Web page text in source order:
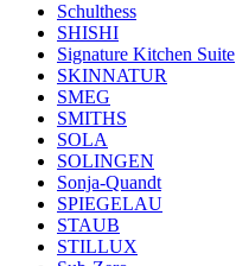
Schulthess
SHISHI
Signature Kitchen Suite
SKINNATUR
SMEG
SMITHS
SOLA
SOLINGEN
Sonja-Quandt
SPIEGELAU
STAUB
STILLUX